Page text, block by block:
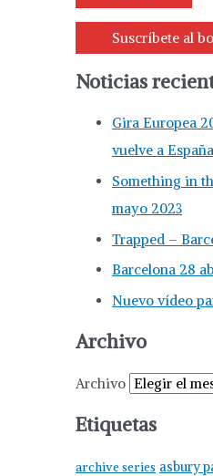
Suscríbete al
Noticias
Gira Europea
vuelve a España
Something in
mayo 2023
Trapped –
Barcelona 28
Nuevo vídeo
Archivo
Archivo
Etiquetas
archive series asbury